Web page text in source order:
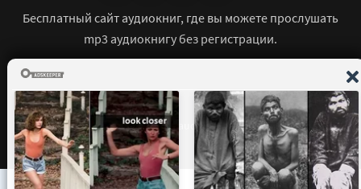
Бесплатный сайт аудиокниг, где вы можете прослушать
mp3 аудиокнигу без регистрации.
© 2021 - 2026 mp3-knigi-audio.com Все права защищены